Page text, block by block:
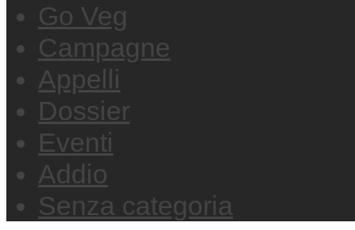
Go Veg
Campagne
Appelli
Dossier
Eventi
Addio
Senza categoria